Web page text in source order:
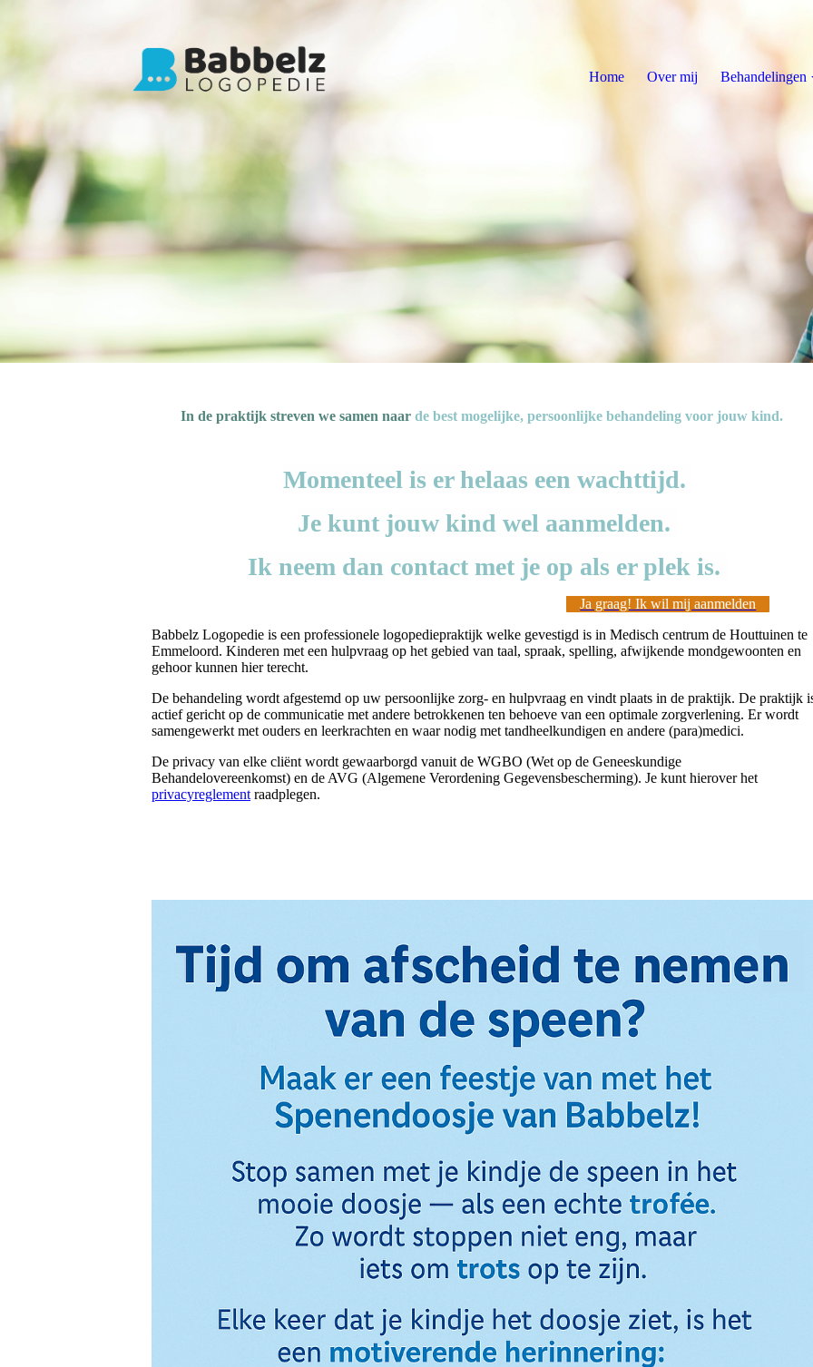
In de praktijk streven we samen naar de best mogelijke, persoonlijke behandeling voor jouw kind.
Momenteel is er helaas een wachttijd.
Je kunt jouw kind wel aanmelden.
Ik neem dan contact met je op als er plek is.
Ja graag! Ik wil mij aanmelden
Babbelz Logopedie is een professionele logopediepraktijk welke gevestigd is in Medisch centrum de Houttuinen te
Emmeloord. Kinderen met een hulpvraag op het gebied van taal, spraak, spelling, afwijkende mondgewoonten en
gehoor kunnen hier terecht.
De behandeling wordt afgestemd op uw persoonlijke zorg- en hulpvraag en vindt plaats in de praktijk. De praktijk
actief gericht op de communicatie met andere betrokkenen ten behoeve van een optimale zorgverlening. Er wordt
samengewerkt met ouders en leerkrachten en waar nodig met tandheelkundigen en andere (para)medici.
De privacy van elke cliënt wordt gewaarborgd vanuit de WGBO (Wet op de Geneeskundige
Behandelovereenkomst) en de AVG (Algemene Verordening Gegevensbescherming). Je kunt hierover het
privacyreglement raadplegen.
Home Over mij Behandelingen